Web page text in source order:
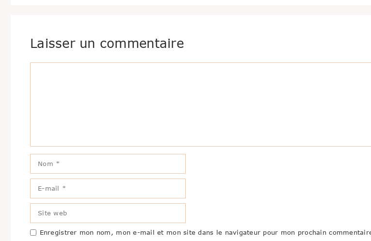
Laisser un commentaire
mail
web
Enregistrer mon nom, mon e-mail et mon site dans le navigateur pour mon prochain